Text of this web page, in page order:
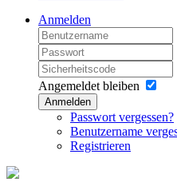
Anmelden
Angemeldet bleiben
Anmelden
Passwort vergessen?
Benutzername
Registrieren